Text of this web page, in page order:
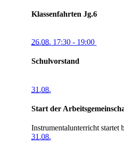
Klassenfahrten Jg.6
26.08. 17:30 - 19:00
Schulvorstand
31.08.
Start der
Instrumentalunterricht startet
31.08.